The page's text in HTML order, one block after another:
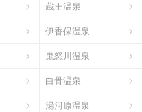
蔵王温泉
伊香保温泉
鬼怒川温泉
白骨温泉
湯河原温泉